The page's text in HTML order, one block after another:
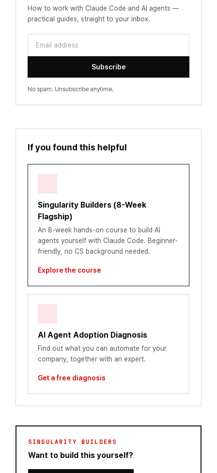
How to work with Claude Code and AI agents —
practical guides, straight to your inbox.
Subscribe
No spam. Unsubscribe anytime.
If you found this helpful
Singularity Builders (8-Week
Flagship)
An 8-week hands-on course to build AI
agents yourself with Claude Code. Beginner-
friendly, no CS background needed.
Explore the course
AI Agent Adoption Diagnosis
Find out what you can automate for your
company, together with an expert.
Get a free diagnosis
SINGULARITY BUILDERS
Want to build this yourself?